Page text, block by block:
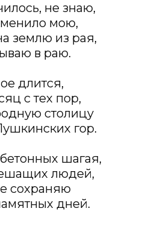
не знаю,
мою,
землю из рая,
в раю.
длится,
с тех пор,
столицу
гор.
шагая,
людей,
сохраняю
дней.